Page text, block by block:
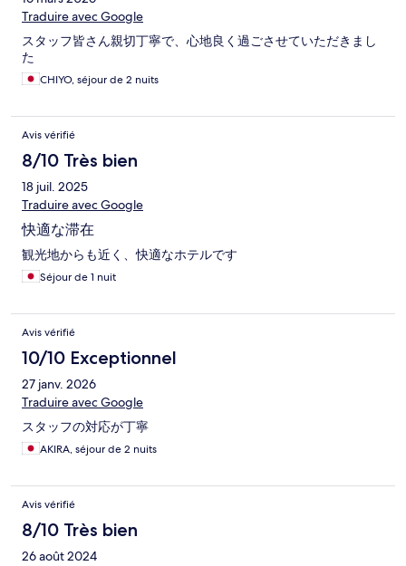
Traduire avec Google
スタッフ皆さん親切丁寧で、心地良く過ごさせていただきまし
た
CHIYO, séjour de 2 nuits
Avis vérifié
8/10 Très bien
18 juil. 2025
Traduire avec Google
快適な滞在
観光地からも近く、快適なホテルです
Séjour de 1 nuit
Avis vérifié
10/10 Exceptionnel
27 janv. 2026
Traduire avec Google
スタッフの対応が丁寧
AKIRA, séjour de 2 nuits
Avis vérifié
8/10 Très bien
26 août 2024